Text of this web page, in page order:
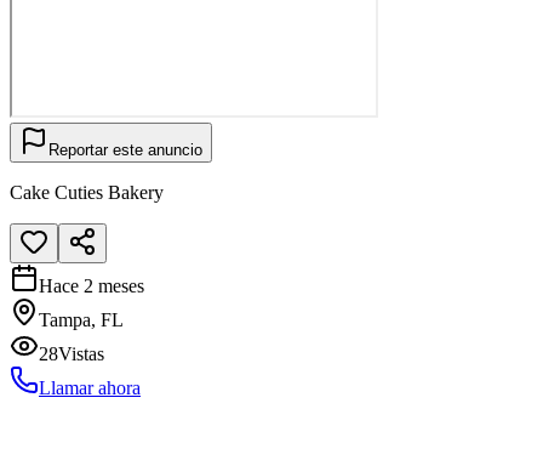
Reportar este anuncio
Cake Cuties Bakery
Hace 2 meses
Tampa, FL
28Vistas
Llamar ahora